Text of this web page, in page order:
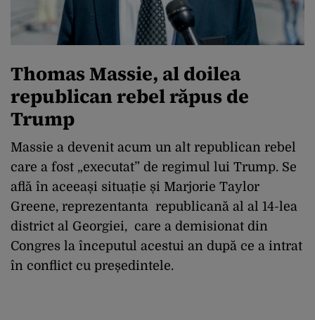
Thomas Massie, al doilea
republican rebel răpus de
Trump
Massie a devenit acum un alt republican rebel
care a fost „executat” de regimul lui Trump. Se
află în aceeași situație și Marjorie Taylor
Greene, reprezentanta republicană al al 14-lea
district al Georgiei, care a demisionat din
Congres la începutul acestui an după ce a intrat
în conflict cu președintele.